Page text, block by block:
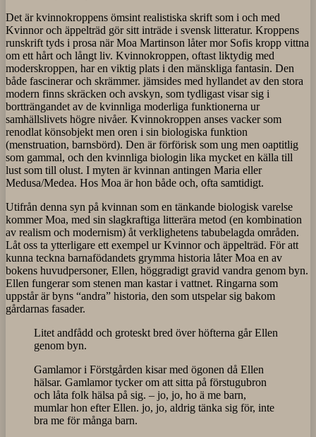
Det är kvinnokroppens ömsint realistiska skrift som i och med
Kvinnor och äppelträd gör sitt inträde i svensk litteratur. Kroppens
runskrift tyds i prosa när Moa Martinson låter mor Sofis kropp vittna
om ett hårt och långt liv. Kvinnokroppen, oftast liktydig med
moderskroppen, har en viktig plats i den mänskliga fantasin. Den
både fascinerar och skrämmer. jämsides med hyllandet av den stora
modern finns skräcken och avskyn, som tydligast visar sig i
bortträngandet av de kvinnliga moderliga funktionerna ur
samhällslivets högre nivåer. Kvinnokroppen anses vacker som
renodlat könsobjekt men oren i sin biologiska funktion
(menstruation, barnsbörd). Den är förförisk som ung men oaptitlig
som gammal, och den kvinnliga biologin lika mycket en källa till
lust som till olust. I myten är kvinnan antingen Maria eller
Medusa/Medea. Hos Moa är hon både och, ofta samtidigt.
Utifrån denna syn på kvinnan som en tänkande biologisk varelse
kommer Moa, med sin slagkraftiga litterära metod (en kombination
av realism och modernism) åt verklighetens tabubelagda områden.
Låt oss ta ytterligare ett exempel ur Kvinnor och äppelträd. För att
kunna teckna barnafödandets grymma historia låter Moa en av
bokens huvudpersoner, Ellen, höggradigt gravid vandra genom byn.
Ellen fungerar som stenen man kastar i vattnet. Ringarna som
uppstår är byns “andra” historia, den som utspelar sig bakom
gårdarnas fasader.
Litet andfådd och groteskt bred över höfterna går Ellen
genom byn.
Gamlamor i Förstgården kisar med ögonen då Ellen
hälsar. Gamlamor tycker om att sitta på förstugubron
och låta folk hälsa på sig. – jo, jo, ho ä me barn,
mumlar hon efter Ellen. jo, jo, aldrig tänka sig för, inte
bra me för många barn.